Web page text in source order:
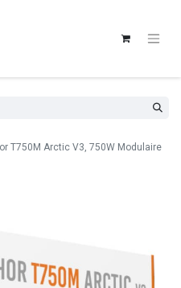
T750M Arctic V3, 750W Modulaire